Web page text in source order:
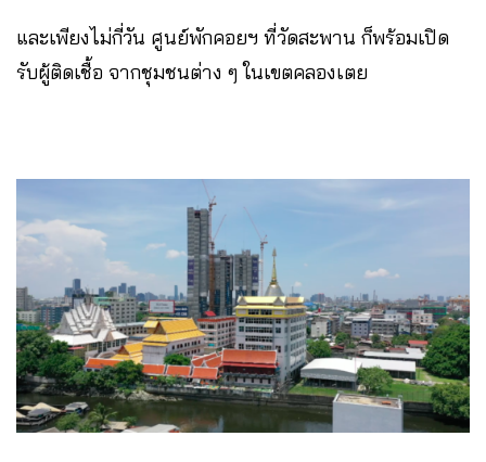
และเพียงไม่กี่วัน ศูนย์พักคอยฯ ที่วัดสะพาน ก็พร้อมเปิด
รับผู้ติดเชื้อ จากชุมชนต่าง ๆ ในเขตคลองเตย